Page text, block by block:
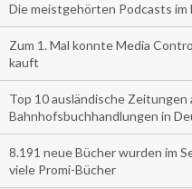
Die meistgehörten Podcasts im
Zum 1. Mal konnte Media
kauft
Top 10 ausländische Zeitungen
Bahnhofsbuchhandlungen in
8.191 neue Bücher wurden im
viele Promi-Bücher